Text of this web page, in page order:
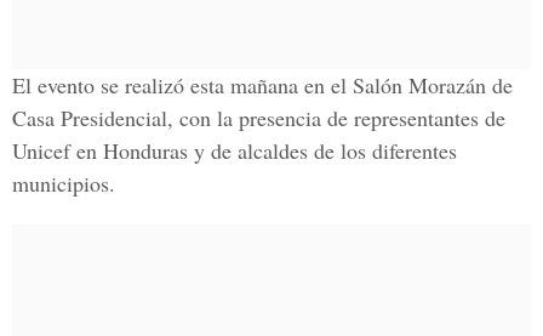
El evento se realizó esta mañana en el Salón Morazán de
Casa Presidencial, con la presencia de representantes de
Unicef en Honduras y de alcaldes de los diferentes
municipios.